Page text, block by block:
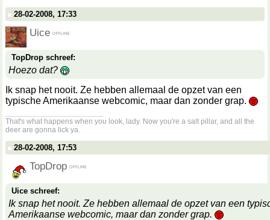
28-02-2008, 17:33
Uice
TopDrop schreef:
Hoezo dat?
Ik snap het nooit. Ze hebben allemaal de opzet van een
typische Amerikaanse webcomic, maar dan zonder grap.
That's what happens when you look, lady. Now you're a salt pillar, and all the
deer are gonna lick ya.
28-02-2008, 17:53
TopDrop
Uice schreef:
Ik snap het nooit. Ze hebben allemaal de opzet van een
Amerikaanse webcomic, maar dan zonder grap.